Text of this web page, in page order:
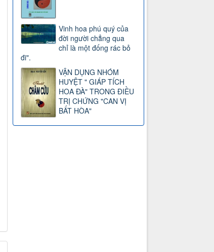
Vinh hoa phú quý của
đời người chẳng qua
chỉ là một đống rác bỏ
đi".
VẬN DỤNG NHÓM
HUYỆT " GIÁP TÍCH
HOA ĐÀ" TRONG ĐIỀU
TRỊ CHỨNG "CAN VỊ
BẤT HÒA"